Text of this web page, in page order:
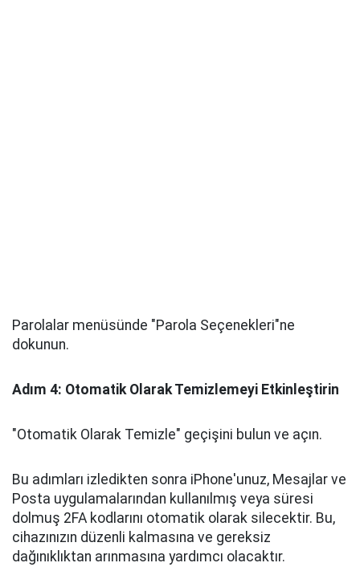
Parolalar menüsünde "Parola Seçenekleri"ne
dokunun.
Adım 4: Otomatik Olarak Temizlemeyi Etkinleştirin
"Otomatik Olarak Temizle" geçişini bulun ve açın.
Bu adımları izledikten sonra iPhone'unuz, Mesajlar ve
Posta uygulamalarından kullanılmış veya süresi
dolmuş 2FA kodlarını otomatik olarak silecektir. Bu,
cihazınızın düzenli kalmasına ve gereksiz
dağınıklıktan arınmasına yardımcı olacaktır.